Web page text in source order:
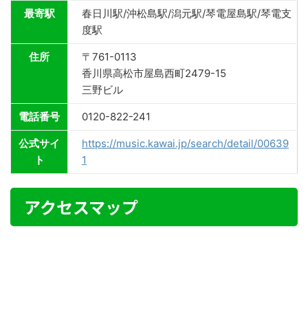
最寄駅
春日川駅/沖松島駅/潟元駅/琴電屋島駅/琴電支
度駅
住所
〒761-0113
香川県高松市屋島西町2479-15
三野ビル
電話番号 0120-822-241
公式サイ
ト
https://music.kawai.jp/search/detail/00639
1
アクセスマップ